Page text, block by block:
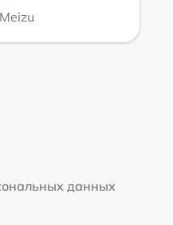
данных